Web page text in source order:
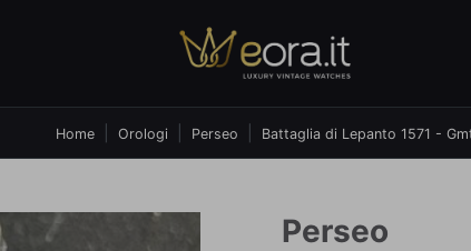
Home Orologi Perseo Battaglia di Lepanto 1571 -
Perseo